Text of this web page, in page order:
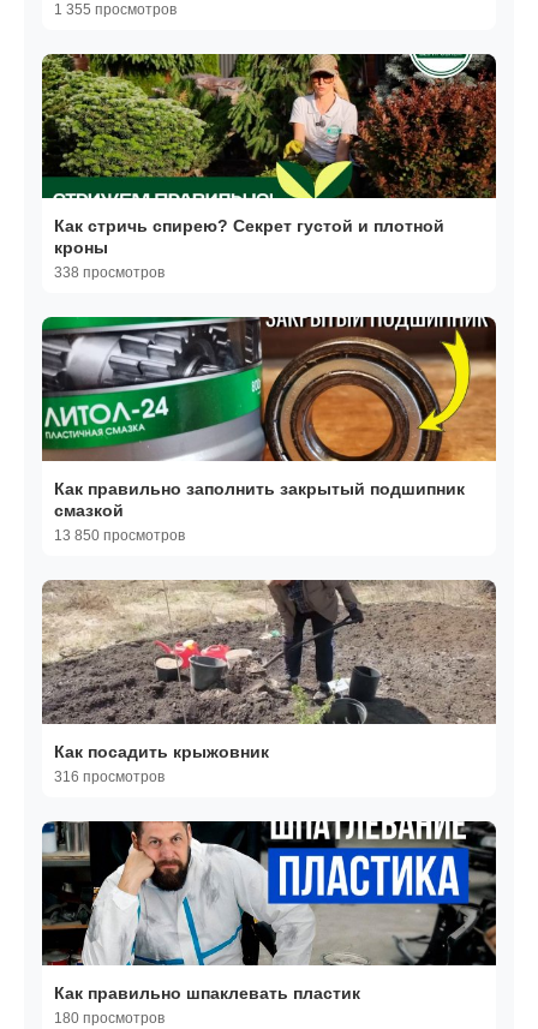
1 355 просмотров
Как стричь спирею? Секрет густой и плотной
кроны
338 просмотров
Как правильно заполнить закрытый подшипник
смазкой
13 850 просмотров
Как посадить крыжовник
316 просмотров
Как правильно шпаклевать пластик
180 просмотров